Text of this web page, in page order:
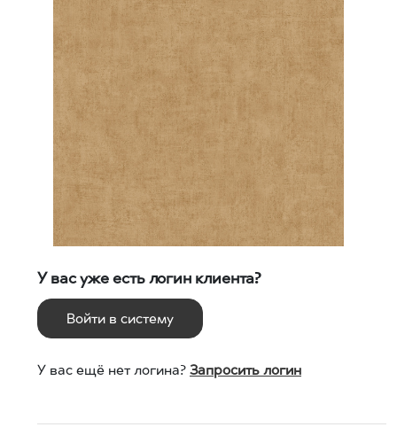
У вас уже есть логин клиента?
Войти в систему
У вас ещё нет логина? Запросить логин